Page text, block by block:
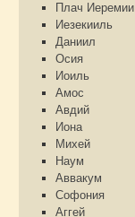
Плач Иеремии
Иезекииль
Даниил
Осия
Иоиль
Амос
Авдий
Иона
Михей
Наум
Аввакум
Софония
Аггей